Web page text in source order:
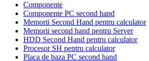
Componente
Componente PC second hand
Memorii Second Hand pentru calculator
Memorii second hand pentru Server
HDD Second Hand pentru calculator
Procesor SH pentru calculator
Placa de baza PC second hand